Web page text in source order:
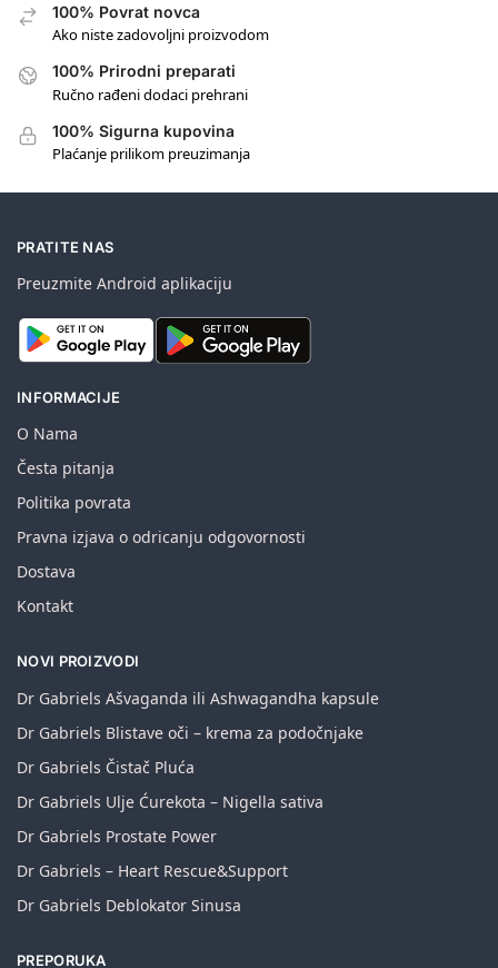
100% Povrat novca
Ako niste zadovoljni proizvodom
100% Prirodni preparati
Ručno rađeni dodaci prehrani
100% Sigurna kupovina
Plaćanje prilikom preuzimanja
PRATITE NAS
Preuzmite Android aplikaciju
INFORMACIJE
O Nama
Česta pitanja
Politika povrata
Pravna izjava o odricanju odgovornosti
Dostava
Kontakt
NOVI PROIZVODI
Dr Gabriels Ašvaganda ili Ashwagandha kapsule
Dr Gabriels Blistave oči – krema za podočnjake
Dr Gabriels Čistač Pluća
Dr Gabriels Ulje Ćurekota – Nigella sativa
Dr Gabriels Prostate Power
Dr Gabriels – Heart Rescue&Support
Dr Gabriels Deblokator Sinusa
PREPORUKA